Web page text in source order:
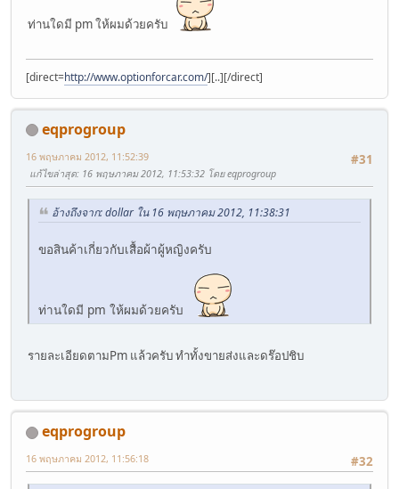
ท่านใดมี pm ให้ผมด้วยครับ
[direct=http://www.optionforcar.com/][..][/direct]
eqprogroup
#31
16 พฤษภาคม 2012, 11:52:39
แก้ไขล่าสุด: 16 พฤษภาคม 2012, 11:53:32 โดย eqprogroup
อ้างถึงจาก: dollar ใน 16 พฤษภาคม 2012, 11:38:31
ขอสินค้าเกี่ยวกับเสื้อผ้าผู้หญิงครับ
ท่านใดมี pm ให้ผมด้วยครับ
รายละเอียดตามPm แล้วครับ ทำทั้งขายส่งและดร๊อปชิบ
eqprogroup
#32
16 พฤษภาคม 2012, 11:56:18